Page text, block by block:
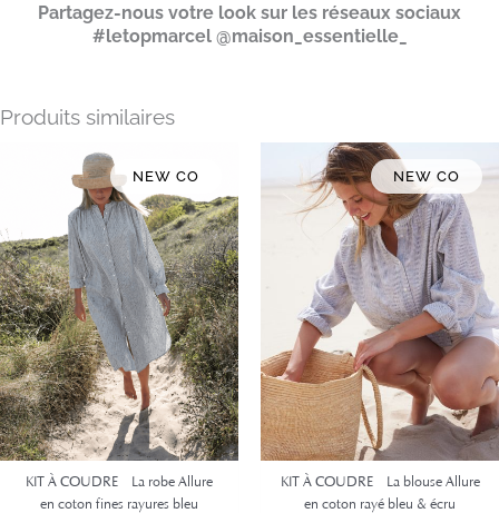
Partagez-nous votre look sur les réseaux sociaux
#letopmarcel @maison_essentielle_
Produits similaires
NEW CO
KIT À COUDRE – La robe Allure
en coton fines rayures bleu
NEW CO
KIT À COUDRE – La blouse Allure
en coton rayé bleu & écru